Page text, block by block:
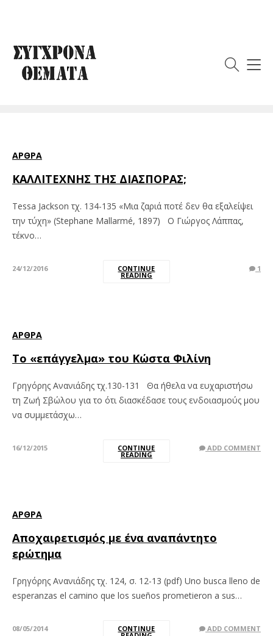
Ανανιάδης
ΆΡΘΡΑ
ΚΑΛΛΙΤΕΧΝΗΣ ΤΗΣ ΔΙΑΣΠΟΡΑΣ;
Tessa Jackson τχ. 134-135 «Μια ζαριά ποτέ δεν θα εξαλείψει
την τύχη» (Stephane Mallarmé, 1897) Ο Γιώργος Λάππας,
τέκνο…
24/12/2016 CONTINUE
READING
1
ΆΡΘΡΑ
Το «επάγγελμα» του Κώστα Φιλίνη
Γρηγόρης Ανανιάδης τχ.130-131 Θα ήθελα να ευχαριστήσω
τη Ζωή Σβώλου για το ότι διασκέδασε τους ενδοιασμούς μου
να συμμετάσχω…
16/12/2015 CONTINUE
READING
ADD COMMENT
ΆΡΘΡΑ
Αποχαιρετισμός με ένα αναπάντητο
ερώτημα
Γρηγόρης Ανανιάδης τχ. 124, σ. 12-13 (pdf) Uno busca lleno de
esperanzas el camino que los sueños prometieron a sus…
08/05/2014 CONTINUE ADD COMMENT